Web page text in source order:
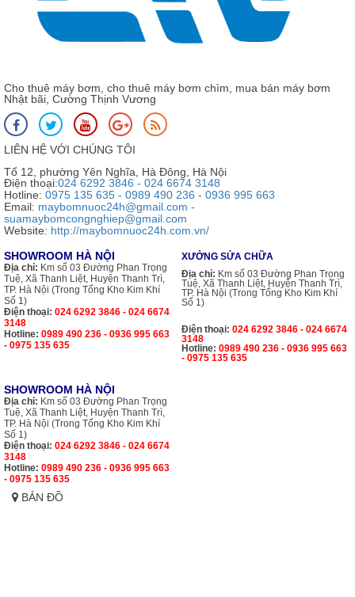
Cho thuê máy bơm, cho thuê máy bơm chìm, mua bán máy bơm
Nhật bãi, Cường Thịnh Vương
LIÊN HỆ VỚI CHÚNG TÔI
Tổ 12, phường Yên Nghĩa, Hà Đông, Hà Nội
Điện thoại:024 6292 3846 - 024 6674 3148
Hotline: 0975 135 635 - 0989 490 236 - 0936 995 663
Email: maybomnuoc24h@gmail.com -
suamaybomcongnghiep@gmail.com
Website: http://maybomnuoc24h.com.vn/
SHOWROOM HÀ NỘI
Địa chỉ: Km số 03 Đường Phan Trọng
Tuệ, Xã Thanh Liệt, Huyện Thanh Trì,
TP. Hà Nội (Trong Tổng Kho Kim Khí
Số 1)
Điện thoại: 024 6292 3846 - 024 6674
3148
Hotline: 0989 490 236 - 0936 995 663
- 0975 135 635
XƯỞNG SỬA CHỮA
Địa chỉ: Km số 03 Đường Phan Trọng
Tuệ, Xã Thanh Liệt, Huyện Thanh Trì,
TP. Hà Nội (Trong Tổng Kho Kim Khí
Số 1)
Điện thoại: 024 6292 3846 - 024 6674
3148
Hotline: 0989 490 236 - 0936 995 663
- 0975 135 635
SHOWROOM HÀ NỘI
Địa chỉ: Km số 03 Đường Phan Trọng
Tuệ, Xã Thanh Liệt, Huyện Thanh Trì,
TP. Hà Nội (Trong Tổng Kho Kim Khí
Số 1)
Điện thoại: 024 6292 3846 - 024 6674
3148
Hotline: 0989 490 236 - 0936 995 663
- 0975 135 635
BẢN ĐỒ